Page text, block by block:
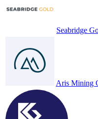
Seabridge
Aris Mining